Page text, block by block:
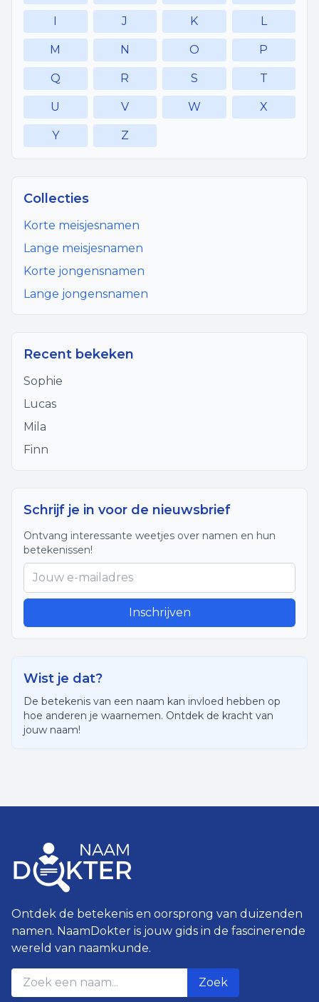
I J K L
M N O P
Q R S T
U V W X
Y Z
Collecties
Korte meisjesnamen
Lange meisjesnamen
Korte jongensnamen
Lange jongensnamen
Recent bekeken
Sophie
Lucas
Mila
Finn
Schrijf je in voor de nieuwsbrief
Ontvang interessante weetjes over namen en hun
betekenissen!
Inschrijven
Wist je dat?
De betekenis van een naam kan invloed hebben op
hoe anderen je waarnemen. Ontdek de kracht van
jouw naam!
Ontdek de betekenis en oorsprong van duizenden
namen. NaamDokter is jouw gids in de fascinerende
wereld van naamkunde.
Zoek